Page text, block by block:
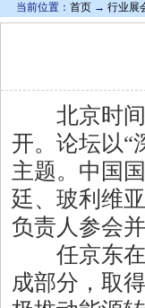
当前位置： 首页 → 行业展
北京时间
开。论坛以“
主题。中国
廷、玻利维
负责人参会并
任京东在
成部分，取